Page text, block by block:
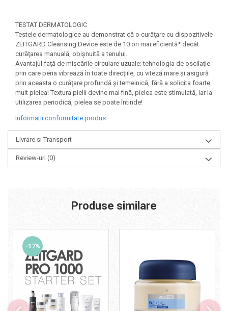
TESTAT DERMATOLOGIC
Testele dermatologice au demonstrat că o curăţare cu dispozitivele
ZEITGARD Cleansing Device este de 10 ori mai eficientă* decât
curăţarea manuală, obişnuită a tenului.
Avantajul faţă de mişcările circulare uzuale: tehnologia de oscilaţie
prin care peria vibrează în toate direcţiile, cu viteză mare şi asigură
prin aceasta o curăţare profundă şi temeinică, fără a solicita foarte
mult pielea! Textura pielii devine mai fină, pielea este stimulată, iar la
utilizarea periodică, pielea se poate întinde!
Informatii conformitate produs
Livrare si Transport
Review-uri (0)
Produse similare
-17%